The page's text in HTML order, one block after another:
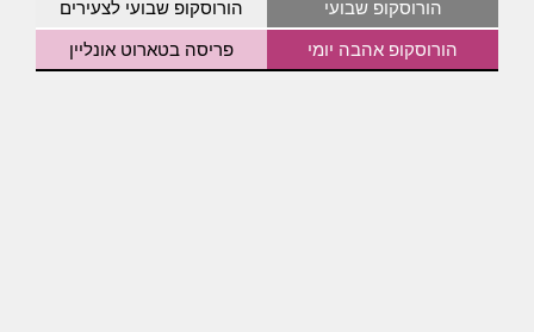
הורוסקופ שבועי הורוסקופ שבועי לצעירים
הורוסקופ אהבה יומי פריסה בטארוט אונליין